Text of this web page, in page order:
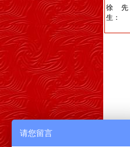
徐先
生：
请您留言